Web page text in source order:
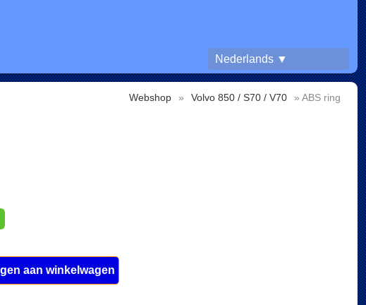
Nederlands ▼
Webshop » Volvo 850 / S70 / V70 » ABS ring